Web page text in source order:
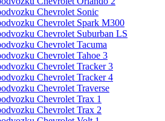
Chevrolet Sonic
Chevrolet Spark M300
Chevrolet Suburban LS
Chevrolet Tacuma
Chevrolet Tahoe 3
Chevrolet Tracker 3
Chevrolet Tracker 4
Chevrolet Traverse
Chevrolet Trax 1
Chevrolet Trax 2